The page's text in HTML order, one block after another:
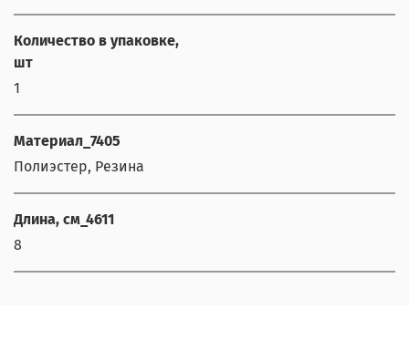
Количество в упаковке,
шт
1
Материал_7405
Полиэстер, Резина
Длина, см_4611
8